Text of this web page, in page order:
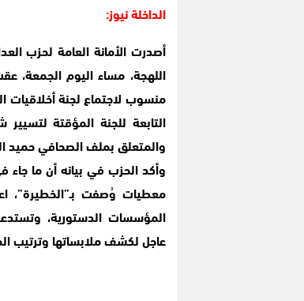
الداخلة نيوز:
أصدرت الأمانة العامة لحزب
اللهجة، مساء اليوم الجمعة،
منسوب لاجتماع لجنة أخلاقيات
التابعة للجنة المؤقتة
والمتعلق بملف الصحافي حميد
وأكد الحزب في بيانه أن ما
معطيات وُصفت بـ”الخطيرة”،
المؤسسات الدستورية،
عاجل لكشف ملابساتها وترتيب